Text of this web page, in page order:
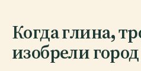
Когда глина,
изобрели город